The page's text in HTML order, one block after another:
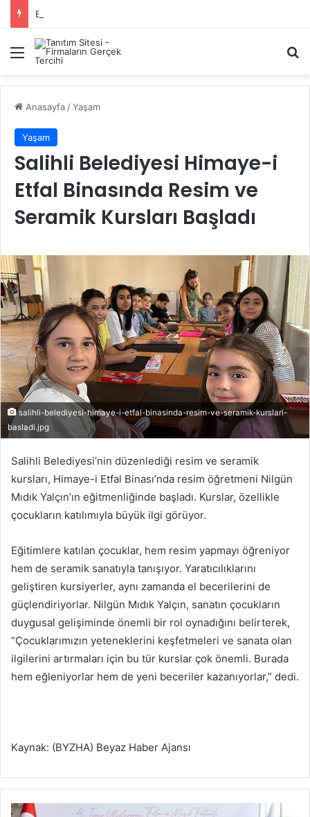
Başiskele Acil Çilingir Hizmeti İçin Doğru Adres Neresi?
Menü
Anasayfa /Yaşam
Yaşam
Salihli Belediyesi Himaye-i
Etfal Binasında Resim ve
Seramik Kursları Başladı
salihli-belediyesi-himaye-i-etfal-binasinda-resim-ve-seramik-kurslari-
basladi.jpg
Salihli Belediyesi’nin düzenlediği resim ve seramik
kursları, Himaye-i Etfal Binası’nda resim öğretmeni Nilgün
Mıdık Yalçın’ın eğitmenliğinde başladı. Kurslar, özellikle
çocukların katılımıyla büyük ilgi görüyor.
Eğitimlere katılan çocuklar, hem resim yapmayı öğreniyor
hem de seramik sanatıyla tanışıyor. Yaratıcılıklarını
geliştiren kursiyerler, aynı zamanda el becerilerini de
güçlendiriyorlar. Nilgün Mıdık Yalçın, sanatın çocukların
duygusal gelişiminde önemli bir rol oynadığını belirterek,
“Çocuklarımızın yeteneklerini keşfetmeleri ve sanata olan
ilgilerini artırmaları için bu tür kurslar çok önemli. Burada
hem eğleniyorlar hem de yeni beceriler kazanıyorlar,” dedi.
Kaynak: (BYZHA) Beyaz Haber Ajansı
4